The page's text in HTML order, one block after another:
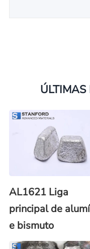
ÚLTIMAS
AL1621 Liga
principal de
e bismuto